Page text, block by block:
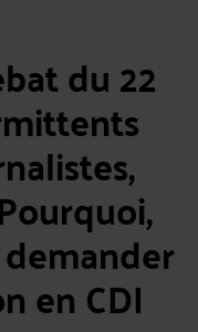
du 22
en CDI